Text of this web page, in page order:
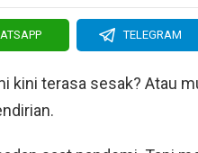
TELEGRAM
kini terasa sesak? Atau